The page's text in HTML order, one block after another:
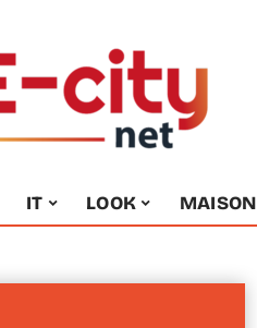
IT LOOK MAISON